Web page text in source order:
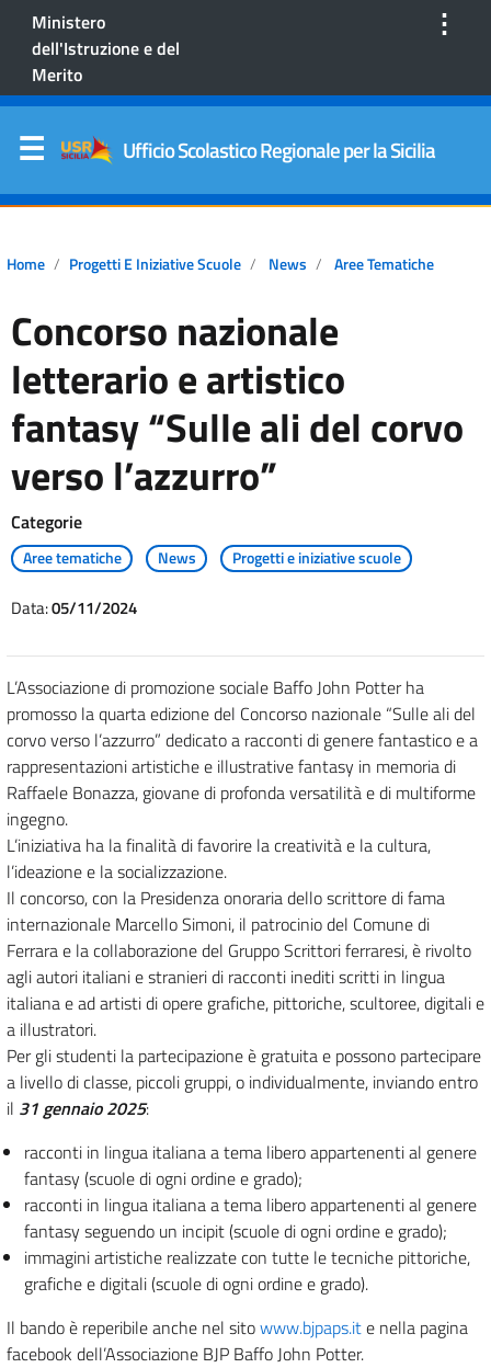
Ministero
dell'Istruzione e del
Merito
⋮
Ufficio Scolastico Regionale per la Sicilia
Home Progetti E Iniziative Scuole News Aree Tematiche
Concorso nazionale
letterario e artistico
fantasy “Sulle ali del corvo
verso l’azzurro”
Categorie
Aree tematiche News Progetti e iniziative scuole
Data:05/11/2024
L’Associazione di promozione sociale Baffo John Potter ha
promosso la quarta edizione del Concorso nazionale “Sulle ali del
corvo verso l’azzurro” dedicato a racconti di genere fantastico e a
rappresentazioni artistiche e illustrative fantasy in memoria di
Raffaele Bonazza, giovane di profonda versatilità e di multiforme
ingegno.
L’iniziativa ha la finalità di favorire la creatività e la cultura,
l’ideazione e la socializzazione.
Il concorso, con la Presidenza onoraria dello scrittore di fama
internazionale Marcello Simoni, il patrocinio del Comune di
Ferrara e la collaborazione del Gruppo Scrittori ferraresi, è rivolto
agli autori italiani e stranieri di racconti inediti scritti in lingua
italiana e ad artisti di opere grafiche, pittoriche, scultoree, digitali e
a illustratori.
Per gli studenti la partecipazione è gratuita e possono partecipare
a livello di classe, piccoli gruppi, o individualmente, inviando entro
il 31 gennaio 2025:
racconti in lingua italiana a tema libero appartenenti al genere
fantasy (scuole di ogni ordine e grado);
racconti in lingua italiana a tema libero appartenenti al genere
fantasy seguendo un incipit (scuole di ogni ordine e grado);
immagini artistiche realizzate con tutte le tecniche pittoriche,
grafiche e digitali (scuole di ogni ordine e grado).
Il bando è reperibile anche nel sitowww.bjpaps.ite nella pagina
facebook dell’Associazione BJP Baffo John Potter.